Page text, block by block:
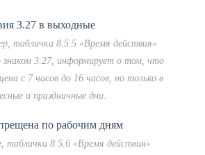
табличка 8.5.5 «Время действия»
знаком 3.27, информирует о том, что
с 7 часов до 16 часов, но только в
и праздничные дни.
табличка 8.5.6 «Время действия»